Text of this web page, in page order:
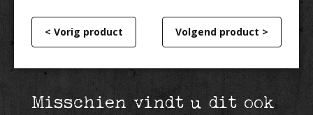
< Vorig product Volgend product >
Misschien vindt u dit ook